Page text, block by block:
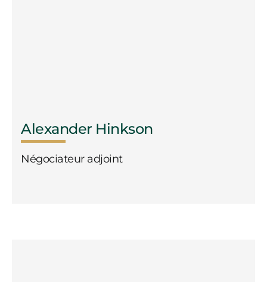
Alexander Hinkson
Négociateur adjoint